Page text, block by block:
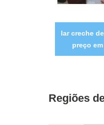
lar creche
preço
Regiões